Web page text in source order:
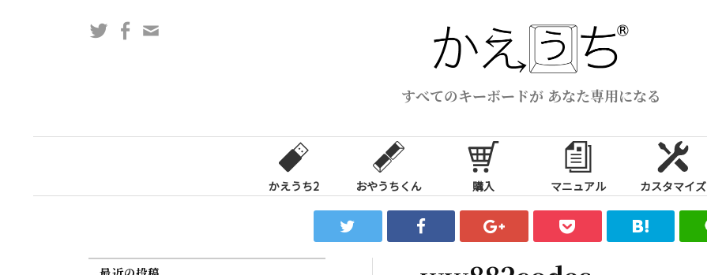
ス
すべてのキーボードが あなた専用になる
TwitterFacebook
かえうち2 おやうちくん 購入 マニュアル カスタマイズ